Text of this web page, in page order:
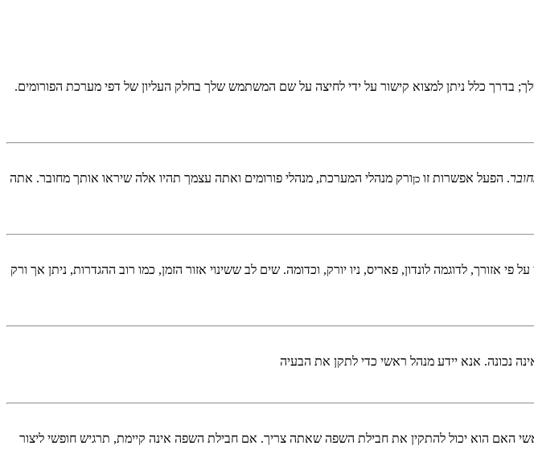
כלל ניתן למצוא קישור על ידי לחיצה על שם המשתמש שלך בחלק העליון של דפי מערכת הפורומים.
. הפעל אפשרות זו כןורק מנהלי המערכת, מנהלי פורומים ואתה עצמך תהיו אלה שיראו אותך מחובר. אתה
לדוגמה לונדון, פאריס, ניו יורק, וכדומה. שים לב ששינוי אזור הזמן, כמו רוב ההגדרות, ניתן אך ורק
נכונה. אנא יידע מנהל ראשי כדי לתקן את הבעיה
הוא יכול להתקין את חבילת השפה שאתה צריך. אם חבילת השפה אינה קיימת, תרגיש חופשי ליצור